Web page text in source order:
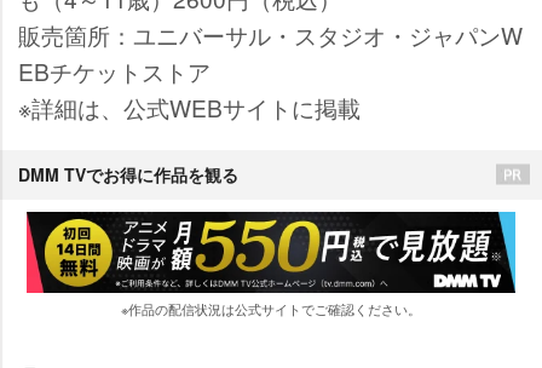
販売箇所：ユニバーサル・スタジオ・ジャパンW
EBチケットストア
※詳細は、公式WEBサイトに掲載
DMM TVでお得に作品を観る
※作品の配信状況は公式サイトでご確認ください。